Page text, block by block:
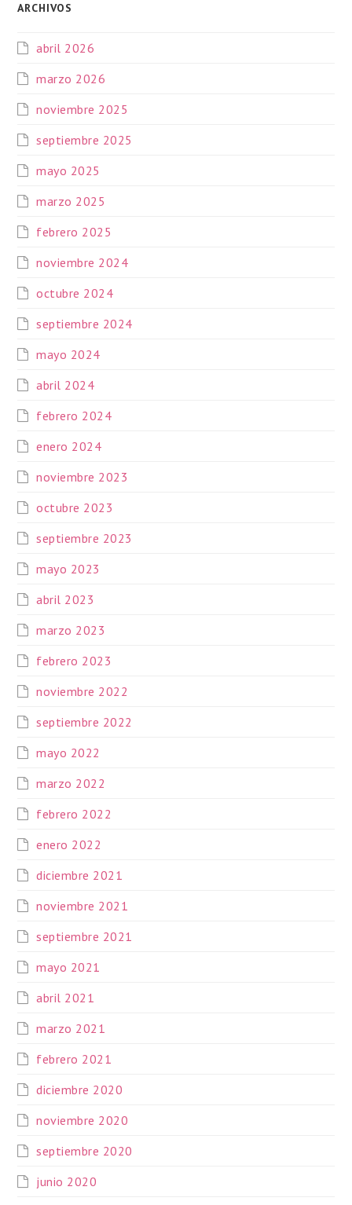
ARCHIVOS
abril 2026
marzo 2026
noviembre 2025
septiembre 2025
mayo 2025
marzo 2025
febrero 2025
noviembre 2024
octubre 2024
septiembre 2024
mayo 2024
abril 2024
febrero 2024
enero 2024
noviembre 2023
octubre 2023
septiembre 2023
mayo 2023
abril 2023
marzo 2023
febrero 2023
noviembre 2022
septiembre 2022
mayo 2022
marzo 2022
febrero 2022
enero 2022
diciembre 2021
noviembre 2021
septiembre 2021
mayo 2021
abril 2021
marzo 2021
febrero 2021
diciembre 2020
noviembre 2020
septiembre 2020
junio 2020